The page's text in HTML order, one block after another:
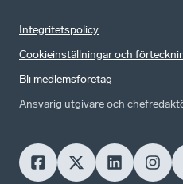
Integritetspolicy
Cookieinställningar och
Bli medlemsföretag
Ansvarig utgivare och